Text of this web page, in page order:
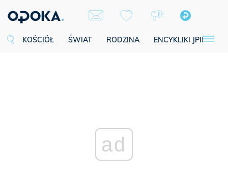
KOŚCIÓŁ ŚWIAT RODZINA ENCYKLIKI JPII
ad